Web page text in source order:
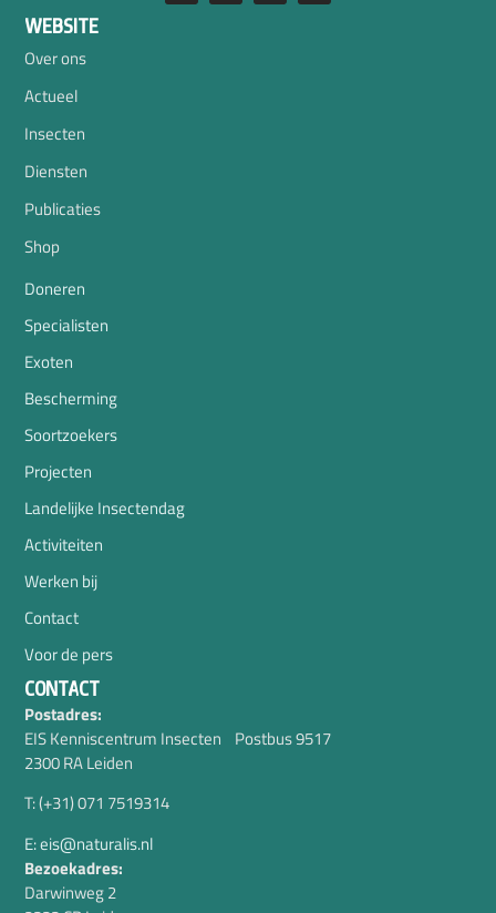
WEBSITE
Over ons
Actueel
Insecten
Diensten
Publicaties
Shop
Doneren
Specialisten
Exoten
Bescherming
Soortzoekers
Projecten
Landelijke Insectendag
Activiteiten
Werken bij
Contact
Voor de pers
CONTACT
Postadres:
EIS Kenniscentrum Insecten Postbus 9517
2300 RA Leiden
T: (+31) 071 7519314
E: eis@naturalis.nl
Bezoekadres:
Darwinweg 2